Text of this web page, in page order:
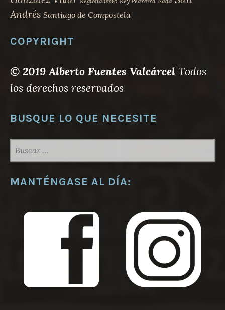
Andrés Santiago de Compostela
COPYRIGHT
© 2019 Alberto Fuentes Valcárcel Todos
los derechos reservados
BUSQUE LO QUE NECESITE
MANTÉNGASE AL DÍA: